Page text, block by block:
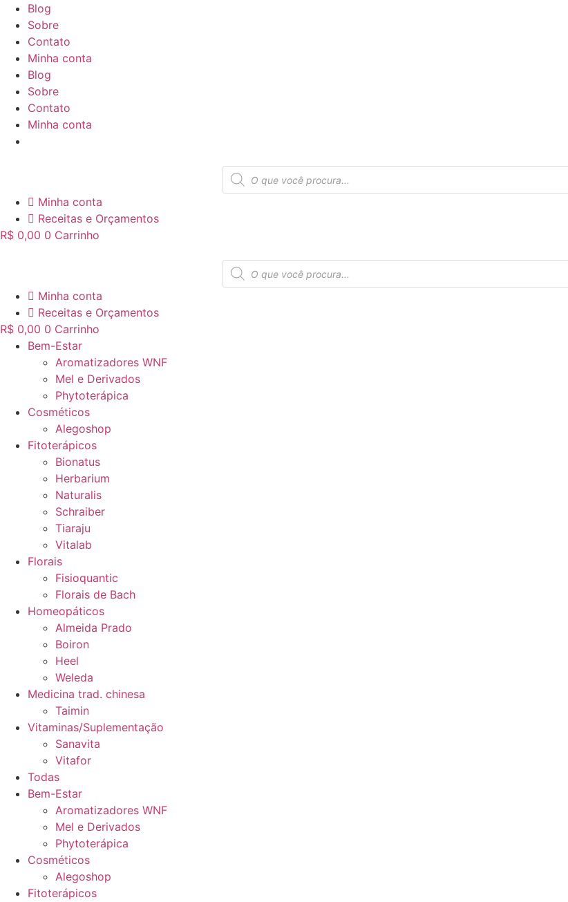
para
conteúdo
Blog
Sobre
Contato
Minha conta
Blog
Sobre
Contato
Minha conta
Pesquisar
produtos
Minha conta
Receitas e Orçamentos
R$ 0,00 0 Carrinho
Pesquisar
produtos
Minha conta
Receitas e Orçamentos
R$ 0,00 0 Carrinho
Bem-Estar
Aromatizadores WNF
Mel e Derivados
Phytoterápica
Cosméticos
Alegoshop
Fitoterápicos
Bionatus
Herbarium
Naturalis
Schraiber
Tiaraju
Vitalab
Florais
Fisioquantic
Florais de Bach
Homeopáticos
Almeida Prado
Boiron
Heel
Weleda
Medicina trad. chinesa
Taimin
Vitaminas/Suplementação
Sanavita
Vitafor
Todas
Bem-Estar
Aromatizadores WNF
Mel e Derivados
Phytoterápica
Cosméticos
Alegoshop
Fitoterápicos